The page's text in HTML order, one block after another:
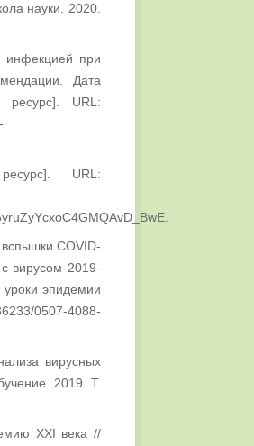
науки. 2020.
инфекцией при
Дата
URL:
URL:
COVID-
вирусом 2019-
эпидемии
0507-4088-
вирусных
2019. Т.
XXI века //